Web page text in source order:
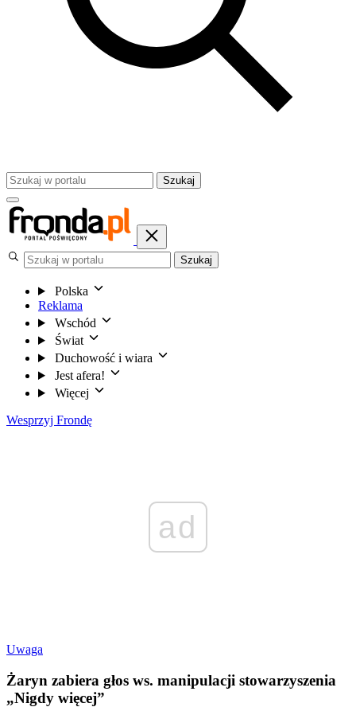
Szukaj
Szukaj
Polska
Reklama
Wschód
Świat
Duchowość i wiara
Jest afera!
Więcej
Wesprzyj Frondę
ad
Uwaga
Żaryn zabiera głos ws. manipulacji stowarzyszenia
„Nigdy więcej”